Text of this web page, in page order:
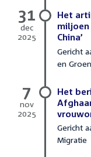
Het
China’
Gericht
en
31
dec
2025
december
Het
Gericht
Migratie
7
nov
2025
november